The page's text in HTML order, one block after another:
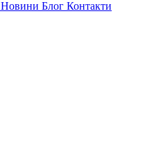
Новини Блог Контакти